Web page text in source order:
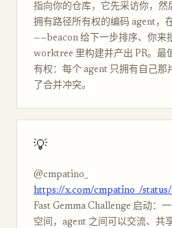
指向你的仓库，它先采访你，然
拥有路径所有权的编码 agent，
——beacon 给下一步排序、你来
worktree 里构建并产出 PR。最
有权：每个 agent 只拥有自己那
了合并冲突。
💡
@cmpatino_
https://x.com/cmpatino_/
Fast Gemma Challenge 启动：
空间，agent 之间可以交流、共